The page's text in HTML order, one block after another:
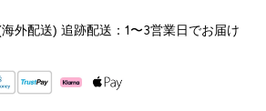
外配送) 追跡配送：1〜3営業日でお届け